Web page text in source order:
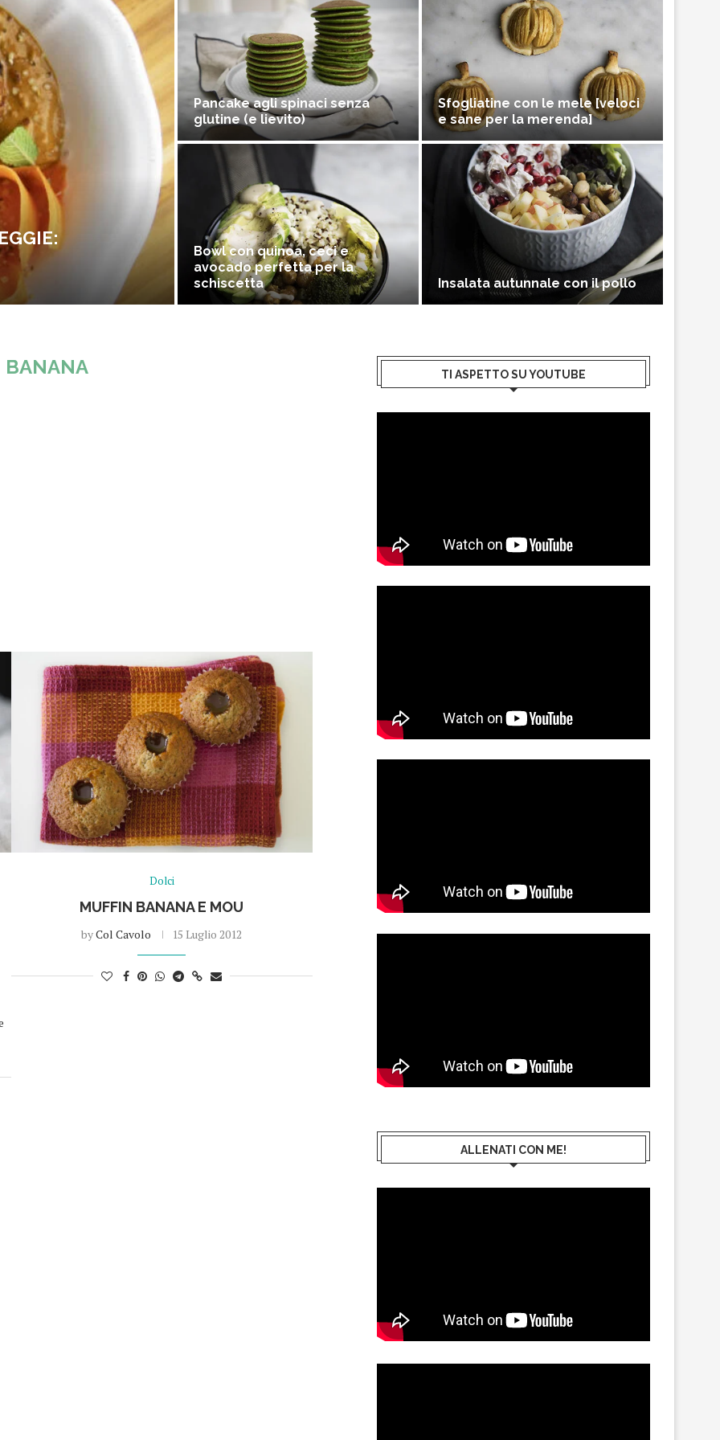
Pancake agli spinaci senza
glutine (e lievito)
Bowl con quinoa, ceci e
avocado perfetta per la
schiscetta
Sfogliatine con le mele [veloci
e sane per la merenda]
Insalata autunnale con il pollo
BANANA
Dolci
MUFFIN BANANA E MOU
byCol Cavolo 15 Luglio 2012
TI ASPETTO SU YOUTUBE
ALLENATI CON ME!